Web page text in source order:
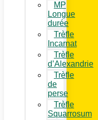
MP
Longue
durée
Trèfle
Incarnat
Trèfle
d’Alexandrie
Trèfle
de
perse
Trèfle
Squarrosum